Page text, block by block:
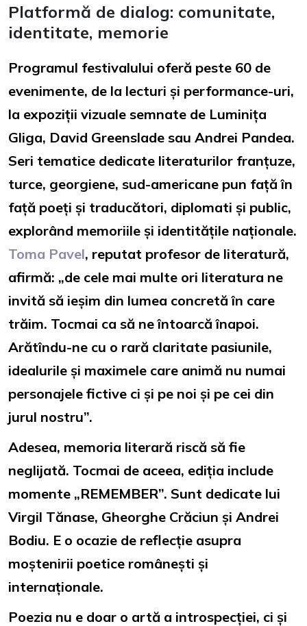
Platformă de dialog: comunitate,
identitate, memorie
Programul festivalului oferă peste 60 de
evenimente, de la lecturi și performance-uri,
la expoziții vizuale semnate de Luminița
Gliga, David Greenslade sau Andrei Pandea.
Seri tematice dedicate literaturilor franțuze,
turce, georgiene, sud-americane pun față în
față poeți și traducători, diplomati și public,
explorând memoriile și identitățile naționale.
Toma Pavel, reputat profesor de literatură,
afirmă: „de cele mai multe ori literatura ne
invită să ieșim din lumea concretă în care
trăim. Tocmai ca să ne întoarcă înapoi.
Arătîndu-ne cu o rară claritate pasiunile,
idealurile și maximele care animă nu numai
personajele fictive ci și pe noi și pe cei din
jurul nostru”.
Adesea, memoria literară riscă să fie
neglijată. Tocmai de aceea, ediția include
momente „REMEMBER”. Sunt dedicate lui
Virgil Tănase, Gheorghe Crăciun și Andrei
Bodiu. E o ocazie de reflecție asupra
moștenirii poetice românești și
internaționale.
Poezia nu e doar o artă a introspecției, ci și